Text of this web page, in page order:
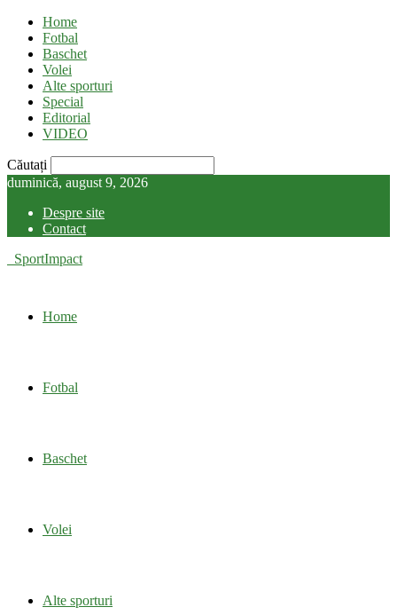
Home
Fotbal
Baschet
Volei
Alte sporturi
Special
Editorial
VIDEO
Căutați
duminică, august 9, 2026
Despre site
Contact
SportImpact
Home
Fotbal
Baschet
Volei
Alte sporturi